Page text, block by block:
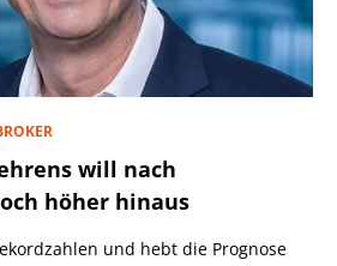
will nach
höher hinaus
und hebt die Prognose